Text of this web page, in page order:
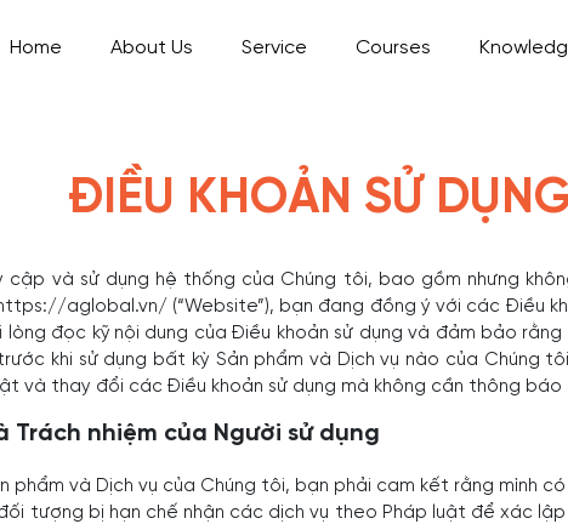
Home About Us Service Courses
ĐIỀU KHOẢN SỬ
cập và sử dụng hệ thống của Chúng tôi, bao gồm nhưng
aglobal.vn/ (“Website”), bạn đang đồng ý với các Điều
lòng đọc kỹ nội dung của Điều khoản sử dụng và đảm bảo
khi sử dụng bất kỳ Sản phẩm và Dịch vụ nào của Chúng
và thay đổi các Điều khoản sử dụng mà không cần thông báo
Trách nhiệm của Người sử dụng
phẩm và Dịch vụ của Chúng tôi, bạn phải cam kết rằng mình
tượng bị hạn chế nhận các dịch vụ theo Pháp luật để xác